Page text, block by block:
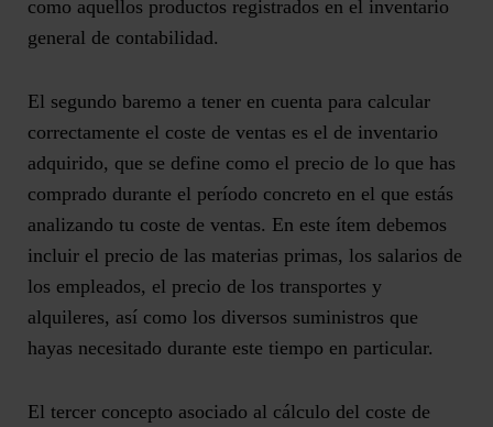
como aquellos productos registrados en el inventario
general de contabilidad.
El segundo baremo a tener en cuenta para calcular
correctamente el coste de ventas es el de inventario
adquirido, que se define como el precio de lo que has
comprado durante el período concreto en el que estás
analizando tu coste de ventas. En este ítem debemos
incluir el precio de las materias primas, los salarios de
los empleados, el precio de los transportes y
alquileres, así como los diversos suministros que
hayas necesitado durante este tiempo en particular.
El tercer concepto asociado al cálculo del coste de